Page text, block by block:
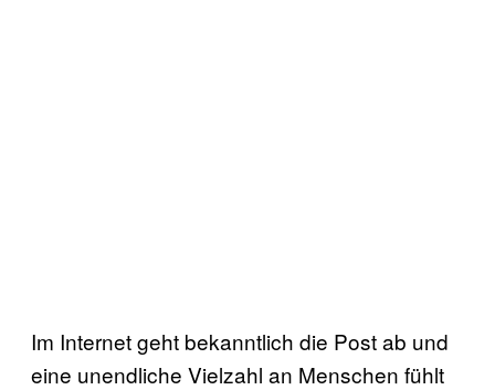
Im Internet geht bekanntlich die Post ab und
eine unendliche Vielzahl an Menschen fühlt